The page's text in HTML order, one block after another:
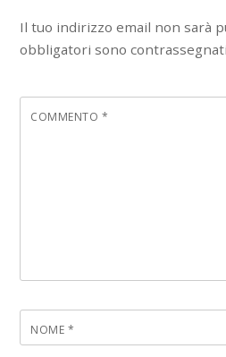
Il tuo indirizzo email non sarà
obbligatori sono
COMMENTO *
NOME *